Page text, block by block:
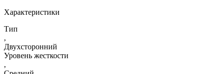
Характеристики
Тип
,
Двухсторонний
Уровень жесткости
,